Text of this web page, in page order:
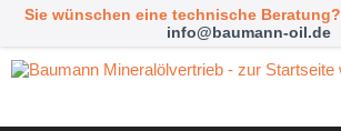
Sie wünschen eine technische Beratung?
info@baumann-oil.de